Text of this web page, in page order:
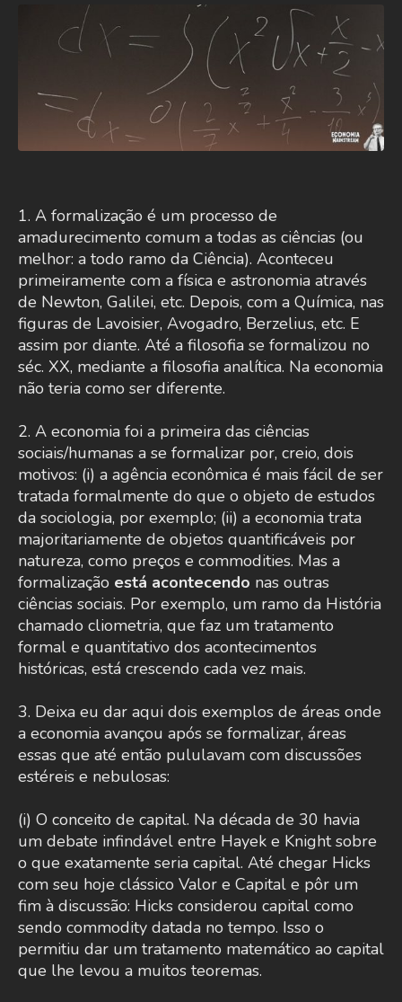
1. A formalização é um processo de
amadurecimento comum a todas as ciências (ou
melhor: a todo ramo da Ciência). Aconteceu
primeiramente com a física e astronomia através
de Newton, Galilei, etc. Depois, com a Química, nas
figuras de Lavoisier, Avogadro, Berzelius, etc. E
assim por diante. Até a filosofia se formalizou no
séc. XX, mediante a filosofia analítica. Na economia
não teria como ser diferente.
2. A economia foi a primeira das ciências
sociais/humanas a se formalizar por, creio, dois
motivos: (i) a agência econômica é mais fácil de ser
tratada formalmente do que o objeto de estudos
da sociologia, por exemplo; (ii) a economia trata
majoritariamente de objetos quantificáveis por
natureza, como preços e commodities. Mas a
formalização está acontecendo nas outras
ciências sociais. Por exemplo, um ramo da História
chamado cliometria, que faz um tratamento
formal e quantitativo dos acontecimentos
históricas, está crescendo cada vez mais.
3. Deixa eu dar aqui dois exemplos de áreas onde
a economia avançou após se formalizar, áreas
essas que até então pululavam com discussões
estéreis e nebulosas:
(i) O conceito de capital. Na década de 30 havia
um debate infindável entre Hayek e Knight sobre
o que exatamente seria capital. Até chegar Hicks
com seu hoje clássico Valor e Capital e pôr um
fim à discussão: Hicks considerou capital como
sendo commodity datada no tempo. Isso o
permitiu dar um tratamento matemático ao capital
que lhe levou a muitos teoremas.